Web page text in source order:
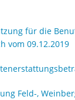
für die
vom 09.12.2019
Feld-,